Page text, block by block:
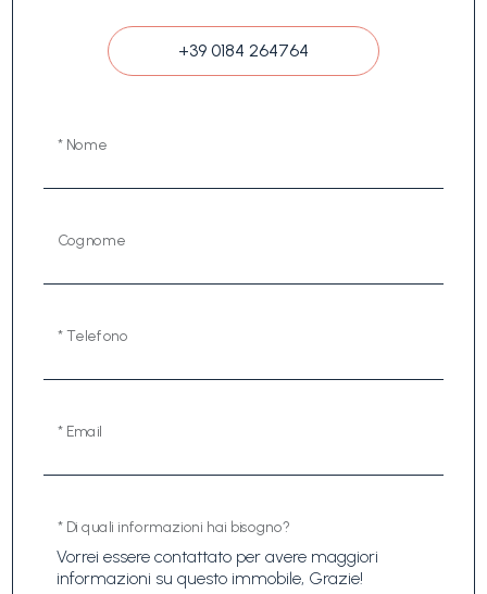
+39 0184 264764
* Nome
Cognome
* Telefono
* Email
* Di quali informazioni hai bisogno?